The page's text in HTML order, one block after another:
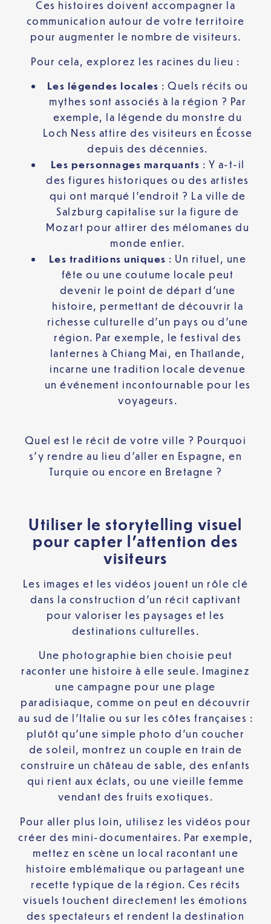
Ces histoires doivent accompagner la
communication autour de votre territoire
pour augmenter le nombre de visiteurs.
Pour cela, explorez les racines du lieu :
Les légendes locales : Quels récits ou
mythes sont associés à la région ? Par
exemple, la légende du monstre du
Loch Ness attire des visiteurs en Écosse
depuis des décennies.
Les personnages marquants : Y a-t-il
des figures historiques ou des artistes
qui ont marqué l’endroit ? La ville de
Salzburg capitalise sur la figure de
Mozart pour attirer des mélomanes du
monde entier.
Les traditions uniques : Un rituel, une
fête ou une coutume locale peut
devenir le point de départ d’une
histoire, permettant de découvrir la
richesse culturelle d’un pays ou d’une
région. Par exemple, le festival des
lanternes à Chiang Mai, en Thaïlande,
incarne une tradition locale devenue
un événement incontournable pour les
voyageurs.
Quel est le récit de votre ville ? Pourquoi
s’y rendre au lieu d’aller en Espagne, en
Turquie ou encore en Bretagne ?
Utiliser le storytelling visuel
pour capter l’attention des
visiteurs
Les images et les vidéos jouent un rôle clé
dans la construction d’un récit captivant
pour valoriser les paysages et les
destinations culturelles.
Une photographie bien choisie peut
raconter une histoire à elle seule. Imaginez
une campagne pour une plage
paradisiaque, comme on peut en découvrir
au sud de l’Italie ou sur les côtes françaises :
plutôt qu’une simple photo d’un coucher
de soleil, montrez un couple en train de
construire un château de sable, des enfants
qui rient aux éclats, ou une vieille femme
vendant des fruits exotiques.
Pour aller plus loin, utilisez les vidéos pour
créer des mini-documentaires. Par exemple,
mettez en scène un local racontant une
histoire emblématique ou partageant une
recette typique de la région. Ces récits
visuels touchent directement les émotions
des spectateurs et rendent la destination